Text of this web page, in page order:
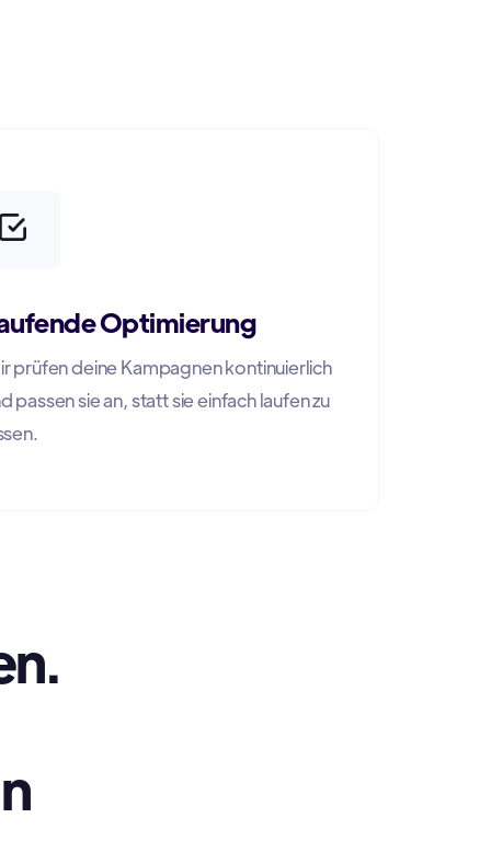
Optimierung
prüfen deine Kampagnen kontinuierlich
passen sie an, statt sie einfach laufen zu